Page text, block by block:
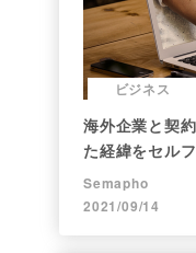
ビジネス
海外企業と契
た経緯をセル
Semapho
2021/09/14